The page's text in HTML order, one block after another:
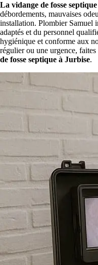
La vidange de fosse
débordements, mauvaises
installation. Plombier Samuel
adaptés et du personnel
hygiénique et conforme aux
régulier ou une urgence,
de fosse septique à Jurbise.